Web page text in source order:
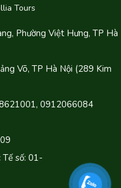
Tours
Phường Việt Hưng, TP Hà
Võ, TP Hà Nội (289 Kim
0912066084
Tế số: 01-